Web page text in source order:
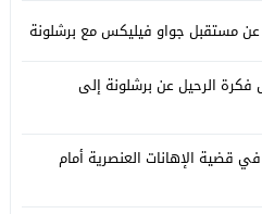
عن مستقبل جواو فيليكس مع برشلونة
الرحيل عن برشلونة إلى
قضية الإهانات العنصرية أمام